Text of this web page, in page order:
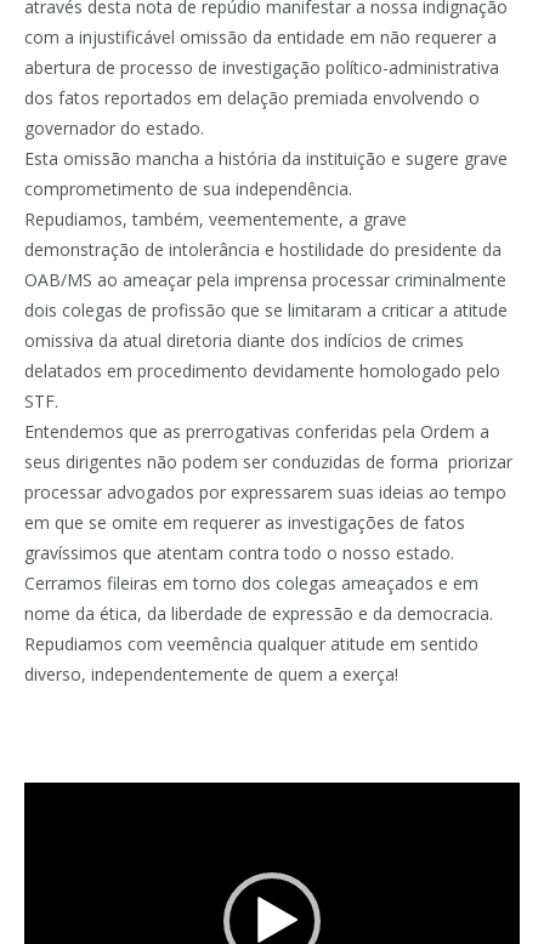
através desta nota de repúdio manifestar a nossa indignação
com a injustificável omissão da entidade em não requerer a
abertura de processo de investigação político-administrativa
dos fatos reportados em delação premiada envolvendo o
governador do estado.
Esta omissão mancha a história da instituição e sugere grave
comprometimento de sua independência.
Repudiamos, também, veementemente, a grave
demonstração de intolerância e hostilidade do presidente da
OAB/MS ao ameaçar pela imprensa processar criminalmente
dois colegas de profissão que se limitaram a criticar a atitude
omissiva da atual diretoria diante dos indícios de crimes
delatados em procedimento devidamente homologado pelo
STF.
Entendemos que as prerrogativas conferidas pela Ordem a
seus dirigentes não podem ser conduzidas de forma priorizar
processar advogados por expressarem suas ideias ao tempo
em que se omite em requerer as investigações de fatos
gravíssimos que atentam contra todo o nosso estado.
Cerramos fileiras em torno dos colegas ameaçados e em
nome da ética, da liberdade de expressão e da democracia.
Repudiamos com veemência qualquer atitude em sentido
diverso, independentemente de quem a exerça!